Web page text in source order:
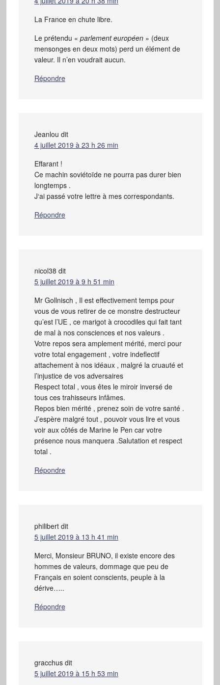
La France en chute libre.
Le prétendu « parlement européen» (deux
mensonges en deux mots) perd un élément de
valeur. Il n’en voudrait aucun.
Répondre
Jeanlou dit
4 juillet 2019 à 23 h 26 min
Effarant !
Ce machin soviétoïde ne pourra pas durer bien
longtemps .
J‘ai passé votre lettre à mes correspondants.
Répondre
nicol38 dit
5 juillet 2019 à 9 h 51 min
Mr Gollnisch , Il est effectivement temps pour
vous de vous retirer de ce monstre destructeur
qu’est l’UE , ce marigot à crocodiles qui fait tant
de mal à nos consciences et nos valeurs .
Votre repos sera amplement mérité, merci pour
votre total engagement , votre indeflectif
attachement à nos idéaux , malgré la cruauté et
l’injustice de vos adversaires
Respect total , vous êtes le miroir inversé de
tous ces trahisseurs infâmes.
Repos bien mérité , prenez soin de votre santé .
J’espère malgré tout , pouvoir vous lire et vous
voir aux côtés de Marine le Pen car votre
présence nous manquera .Salutation et respect
total .
Répondre
philibert dit
5 juillet 2019 à 13 h 41 min
Merci, Monsieur BRUNO, il existe encore des
hommes de valeurs, dommage que peu de
Français en soient conscients, peuple à la
dérive…..
Répondre
gracchus dit
5 juillet 2019 à 15 h 53 min